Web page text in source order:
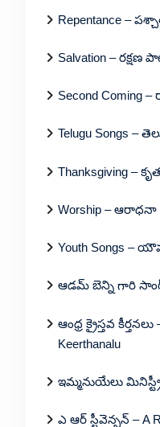
Repentance –
Salvation – రక్షణ
Second Coming
Telugu Songs –
Thanksgiving –
Worship –
Youth Songs –
ఆడమ్ బెన్ని గారి
ఆంధ్ర క్రైస్తవ
Keerthanalu
ఇమ్మనుయేలు
ఎ ఆర్ స్టీవెన్సన్ – A